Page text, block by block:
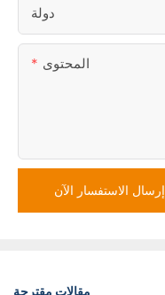
دولة
المحتوى
إرسال الاستفسار الآن
مقالات مقترحة